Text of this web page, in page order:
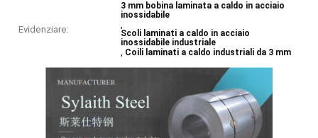
Evidenziare:
3 mm bobina laminata a caldo in acciaio
inossidabile
,
Scoli laminati a caldo in acciaio
inossidabile industriale
, Coili laminati a caldo industriali da 3 mm